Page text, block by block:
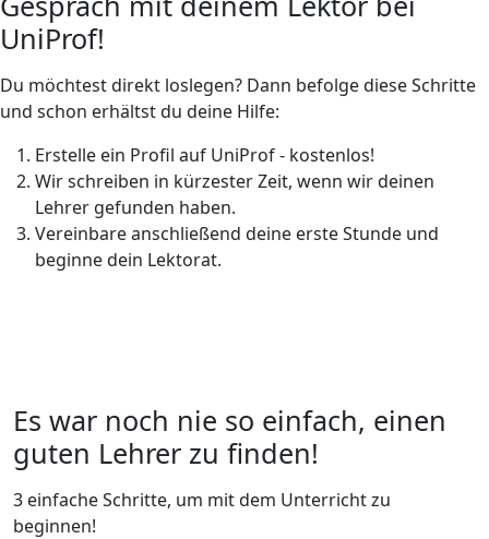
UniProf!
Du möchtest direkt loslegen? Dann befolge diese Schritte
und schon erhältst du deine Hilfe:
Erstelle ein Profil auf UniProf - kostenlos!
Wir schreiben in kürzester Zeit, wenn wir deinen
Lehrer gefunden haben.
Vereinbare anschließend deine erste Stunde und
beginne dein Lektorat.
Es war noch nie so einfach, einen
guten Lehrer zu finden!
3 einfache Schritte, um mit dem Unterricht zu
beginnen!